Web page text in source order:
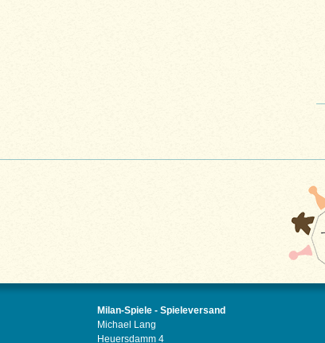
Milan-Spiele - Spieleversand
Michael Lang
Heuersdamm 4